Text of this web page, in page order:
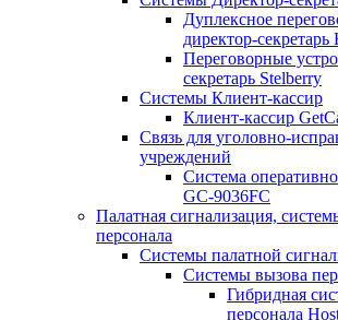
Дуплексное
директор-
Переговорные
секретарь Stelberry
Системы Клиент-кассир
Клиент-кассир
Связь для уголовно-
учреждений
Система
GC-9036FC
Палатная сигнализация,
персонала
Системы палатной
Системы вызова
Гибридная
персонала